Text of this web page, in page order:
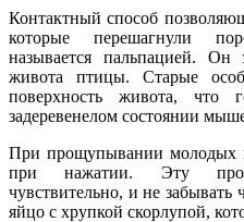
Контактный способ
которые перешагнули
называется пальпацией. Он
живота птицы. Старые
поверхность живота,
задеревенелом состоянии
При прощупывании молодых
при нажатии. Эту
чувствительно, и не забывать
яйцо с хрупкой скорлупой,